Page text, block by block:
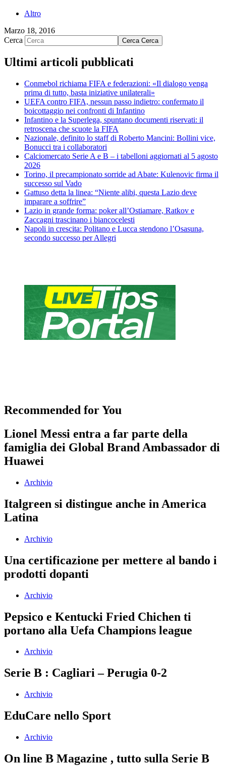
Altro
Marzo 18, 2016
Cerca
Cerca Cerca
Ultimi articoli pubblicati
Conmebol richiama FIFA e federazioni: «Il dialogo venga
prima di tutto, basta iniziative unilaterali»
UEFA contro FIFA, nessun passo indietro: confermato il
boicottaggio nei confronti di Infantino
Infantino e la Superlega, spuntano documenti riservati: il
retroscena che scuote la FIFA
Nazionale, definito lo staff di Roberto Mancini: Bollini vice,
Bonucci tra i collaboratori
Calciomercato Serie A e B – i tabelloni aggiornati al 5 agosto
2026
Torino, il precampionato sorride ad Abate: Kulenovic firma il
successo sul Vado
Gattuso detta la linea: “Niente alibi, questa Lazio deve
imparare a soffrire”
Lazio in grande forma: poker all’Ostiamare, Ratkov e
Zaccagni trascinano i biancocelesti
Napoli in crescita: Politano e Lucca stendono l’Osasuna,
secondo successo per Allegri
Recommended for You
Lionel Messi entra a far parte della
famiglia dei Global Brand Ambassador di
Huawei
Archivio
Italgreen si distingue anche in America
Latina
Archivio
Una certificazione per mettere al bando i
prodotti dopanti
Archivio
Pepsico e Kentucki Fried Chichen ti
portano alla Uefa Champions league
Archivio
Serie B : Cagliari – Perugia 0-2
Archivio
EduCare nello Sport
Archivio
On line B Magazine , tutto sulla Serie B